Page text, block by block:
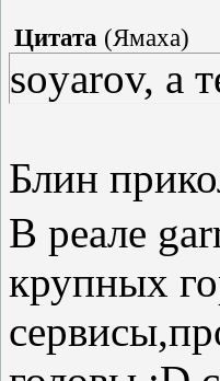
Цитата (Ямаха)
soyarov, а
Блин
В реале
крупных